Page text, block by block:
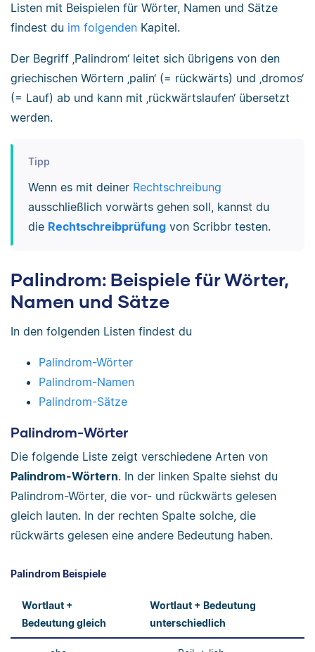
Listen mit Beispielen für Wörter, Namen und Sätze
findest du im folgenden Kapitel.
Der Begriff ‚Palindrom‘ leitet sich übrigens von den
griechischen Wörtern ‚palin‘ (= rückwärts) und ‚dromos‘
(= Lauf) ab und kann mit ‚rückwärtslaufen‘ übersetzt
werden.
Tipp
Wenn es mit deiner Rechtschreibung
ausschließlich vorwärts gehen soll, kannst du
die Rechtschreibprüfungvon Scribbr testen.
Palindrom: Beispiele für Wörter,
Namen und Sätze
In den folgenden Listen findest du
Palindrom-Wörter
Palindrom-Namen
Palindrom-Sätze
Palindrom-Wörter
Die folgende Liste zeigt verschiedene Arten von
Palindrom-Wörtern. In der linken Spalte siehst du
Palindrom-Wörter, die vor- und rückwärts gelesen
gleich lauten. In der rechten Spalte solche, die
rückwärts gelesen eine andere Bedeutung haben.
Palindrom Beispiele
Wortlaut +
Bedeutung gleich
Wortlaut + Bedeutung
unterschiedlich